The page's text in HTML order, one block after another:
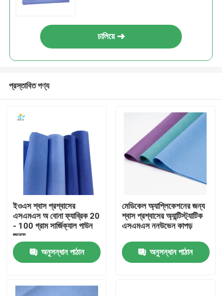
চালিয়ে
প্রস্তাবিত পণ্য
ইওএস শ্বাস প্রশ্বাসের
এসএমএস অ বোনা ফ্যাব্রিক 20
- 100 গ্রাম সার্জিক্যাল গাউন
জন্য
অনুসন্ধান পাঠান
মেডিকেল অ্যাপ্লিকেশনের জন্য
শ্বাস প্রশ্বাসের অ্যান্টিস্ট্যাটিক
এসএমএস ননউভেন কাপড়
অনুসন্ধান পাঠান